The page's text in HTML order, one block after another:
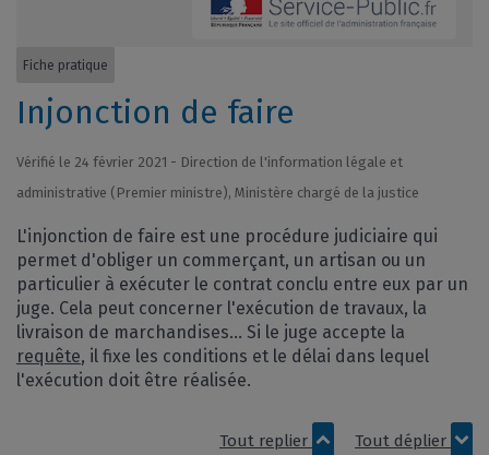
Fiche pratique
Injonction de faire
Vérifié le 24 février 2021 - Direction de l'information légale et
administrative (Premier ministre), Ministère chargé de la justice
L'injonction de faire est une procédure judiciaire qui
permet d'obliger un commerçant, un artisan ou un
particulier à exécuter le contrat conclu entre eux par un
juge. Cela peut concerner l'exécution de travaux, la
livraison de marchandises... Si le juge accepte la
requête, il fixe les conditions et le délai dans lequel
l'exécution doit être réalisée.
Tout replier Tout déplier